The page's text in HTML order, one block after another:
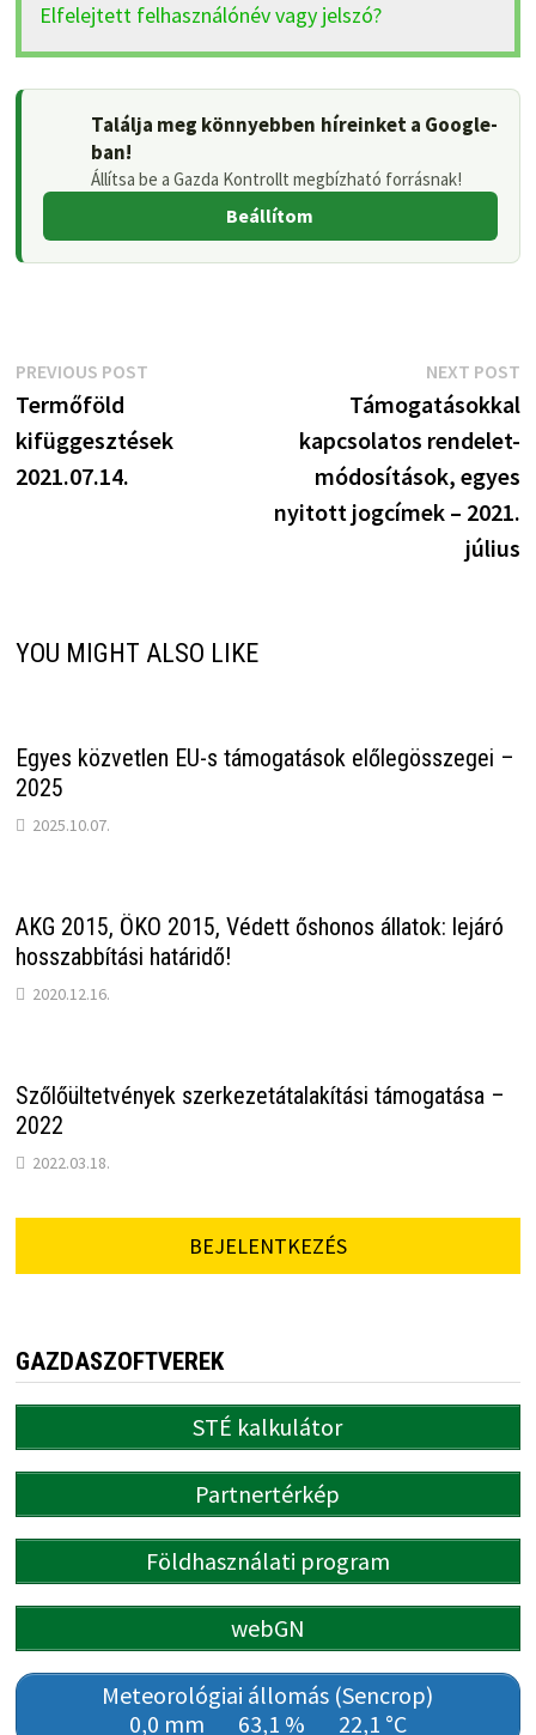
Elfelejtett felhasználónév vagy jelszó?
Találja meg könnyebben híreinket a Google-
ban!
Állítsa be a Gazda Kontrollt megbízható forrásnak!
Beállítom
Bejegyzés
navigáció
PREVIOUS POSTPrevious
Termőföld
kifüggesztések
2021.07.14.
NEXT POST
Támogatásokkal
kapcsolatos rendelet-
módosítások, egyes
nyitott jogcímek – 2021.
július
YOU MIGHT ALSO LIKE
Egyes közvetlen EU-s támogatások előlegösszegei –
2025
2025.10.07.
AKG 2015, ÖKO 2015, Védett őshonos állatok: lejáró
hosszabbítási határidő!
2020.12.16.
Szőlőültetvények szerkezetátalakítási támogatása –
2022
2022.03.18.
BEJELENTKEZÉS
GAZDASZOFTVEREK
STÉ kalkulátor
Partnertérkép
Földhasználati program
webGN
Meteorológiai állomás (Sencrop)
0,0 mm
63,1 % 22,1 °C